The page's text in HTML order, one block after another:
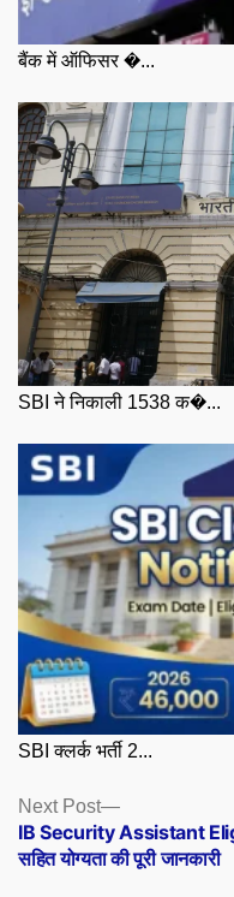
बैंक में ऑफिसर �...
SBI ने निकाली 1538 क�...
SBI क्लर्क भर्ती 2...
Posts
navigation
Next Post
Next
post:
IB Security Assistant
सहित योग्यता की पूरी जानकारी